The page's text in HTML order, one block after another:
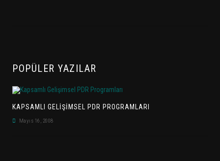
POPÜLER YAZILAR
KAPSAMLI GELIŞIMSEL PDR PROGRAMLARI
Mayıs 16, 2008